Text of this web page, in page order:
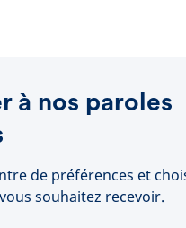
à nos paroles
de préférences et
souhaitez recevoir.